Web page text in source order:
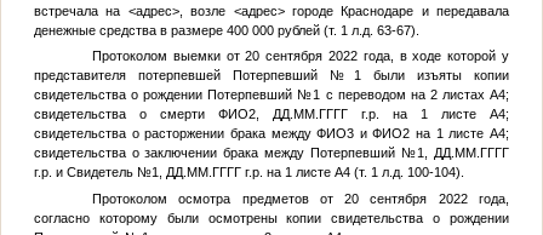
встречала на <адрес>, возле <адрес>городе Краснодаре и передавала
денежные средства в размере 400 000 рублей (т. 1 л.д. 63-67).
Протоколом выемки от 20 сентября 2022 года, в ходе которой у
представителя потерпевшей
Потерпевший №1
были изъяты копии
свидетельства о рождении Потерпевший №1
с переводом на 2 листах А4;
свидетельства о смерти ФИО2 ДД.ММ.ГГГГ г.р. на 1 листе А4;
свидетельства о расторжении брака междуФИО3 иФИО2 на 1 листе А4;
свидетельства о заключении брака между Потерпевший №1
ДД.ММ.ГГГГ
г.р. и Свидетель №1 ДД.ММ.ГГГГг.р. на 1 листе А4 (т. 1 л.д. 100-104).
Протоколом осмотра предметов от 20 сентября 2022 года,
согласно которому были осмотрены копии свидетельства о рождении